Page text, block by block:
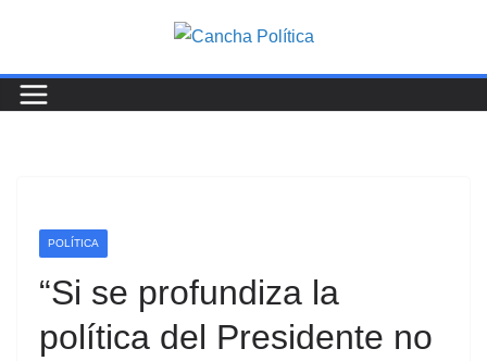
contenido
POLÍTICA
“Si se profundiza la
política del Presidente no